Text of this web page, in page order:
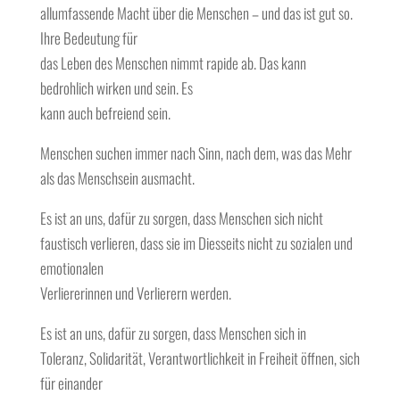
allumfassende Macht über die Menschen – und das ist gut so.
Ihre Bedeutung für
das Leben des Menschen nimmt rapide ab. Das kann
bedrohlich wirken und sein. Es
kann auch befreiend sein.
Menschen suchen immer nach Sinn, nach dem, was das Mehr
als das Menschsein ausmacht.
Es ist an uns, dafür zu sorgen, dass Menschen sich nicht
faustisch verlieren, dass sie im Diesseits nicht zu sozialen und
emotionalen
Verliererinnen und Verlierern werden.
Es ist an uns, dafür zu sorgen, dass Menschen sich in
Toleranz, Solidarität, Verantwortlichkeit in Freiheit öffnen, sich
für einander